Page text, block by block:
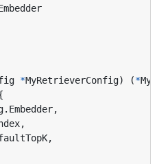
*MyRetrieverConfig) (*
. Embedder,
,
,